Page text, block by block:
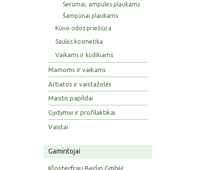
Serumai, ampulės plaukams
Šampūnai plaukams
Kūno odos priežiūra
Saulės kosmetika
Vaikams ir kūdikiams
Mamoms ir vaikams
Arbatos ir vaistažolės
Maisto papildai
Gydymui ir profilaktikai
Vaistai
Gamintojai